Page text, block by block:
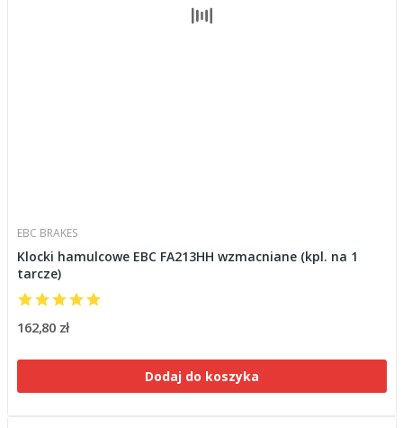
EBC BRAKES
Klocki hamulcowe EBC FA213HH wzmacniane (kpl. na 1
tarcze)
162,80 zł
Dodaj do koszyka